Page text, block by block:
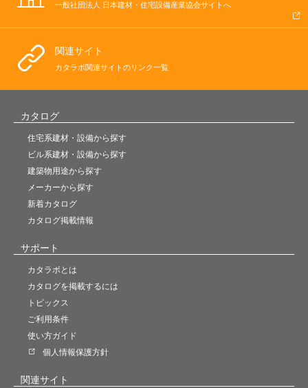
一般社団法人 日本建材・住宅設備産業協会サイトへ
関連サイト
カタラボ関連サイトのリンク一覧
カタログ
住宅系建材・設備から探す
ビル系建材・設備から探す
建築物用途から探す
メーカーから探す
新着カタログ
カタログ掲載情報
サポート
カタラボとは
カタログを掲載するには
トピックス
ご利用条件
使い方ガイド
個人情報保護方針
関連サイト